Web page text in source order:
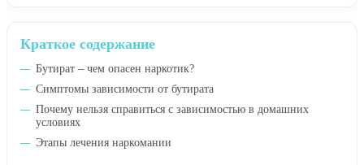
Краткое содержание
Бутират – чем опасен наркотик?
Симптомы зависимости от бутирата
Почему нельзя справиться с зависимостью в домашних
условиях
Этапы лечения наркомании